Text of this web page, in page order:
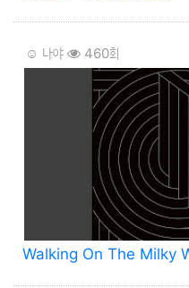
☺️ 나야 460회
Walking On The Milky